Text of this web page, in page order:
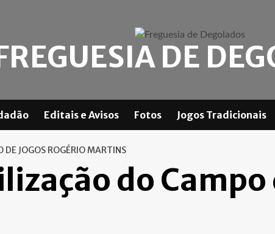
DE
Editais e Avisos Fotos Jogos Tradicionais
JOGOS ROGÉRIO MARTINS
do Campo